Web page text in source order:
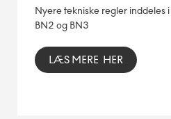
Nyere tekniske regler inddeles
BN2 og BN3
LÆS MERE HER